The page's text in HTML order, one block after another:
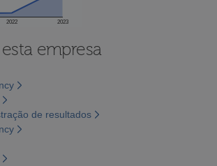
2022 2023
empresa
de resultados